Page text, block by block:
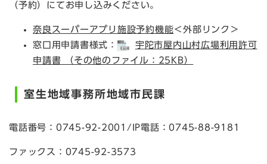
（予約）にてお申し込みください。
奈良スーパーアプリ施設予約機能＜外部リンク＞
窓口用申請書様式：
宇陀市屋内山村広場利用許可
申請書 （その他のファイル：25KB）
室生地域事務所地域市民課
電話番号：0745-92-2001/IP電話：0745-88-9181
ファックス：0745-92-3573